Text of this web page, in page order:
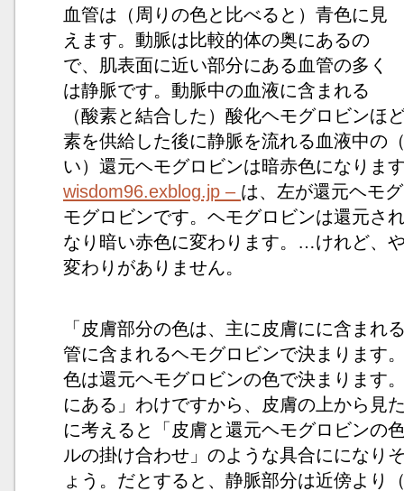
血管は（周りの色と比べると）青色に見
えます。動脈は比較的体の奥にあるの
で、肌表面に近い部分にある血管の多く
は静脈です。動脈中の血液に含まれる
（酸素と結合した）酸化ヘモグロビンほ
素を供給した後に静脈を流れる血液中の
い）還元ヘモグロビンは暗赤色になりま
wisdom96.exblog.jp – は、左が還元ヘモ
モグロビンです。ヘモグロビンは還元さ
なり暗い赤色に変わります。…けれど、
変わりがありません。
「皮膚部分の色は、主に皮膚にに含まれ
管に含まれるヘモグロビンで決まります
色は還元ヘモグロビンの色で決まります
にある」わけですから、皮膚の上から見
に考えると「皮膚と還元ヘモグロビンの
ルの掛け合わせ」のような具合にになり
ょう。だとすると、静脈部分は近傍より